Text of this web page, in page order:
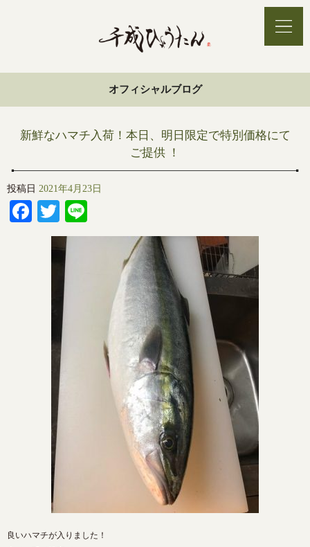
オフィシャルブログ
新鮮なハマチ入荷！本日、明日限定で特別価格にて
ご提供 ！
投稿日 2021年4月23日
Facebook
Twitter
良いハマチが入りました！